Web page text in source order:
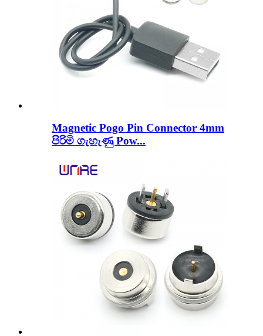
Magnetic Pogo Pin Connector 4mm
පිරිමි ගැහැණු Pow...